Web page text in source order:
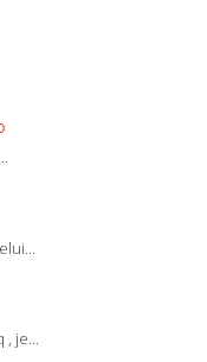
je...